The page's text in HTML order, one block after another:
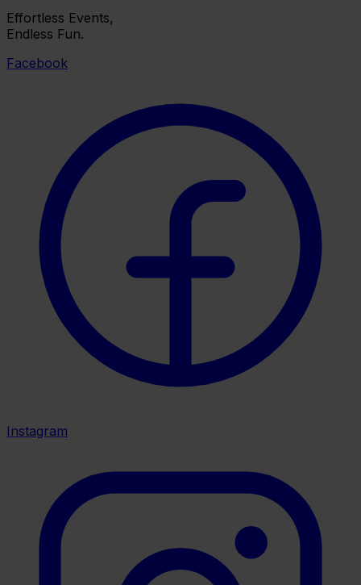
Effortless Events,
Endless Fun.
Facebook
Instagram